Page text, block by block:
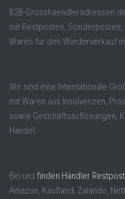
B2B-
mit Restposten,
Waren für den Wiederverkauf
Wir sind eine Internationale
mit Waren aus Insolvenzen,
sowie Geschäftsauflösungen,
Handel.
Bei uns finden Händler
Amazon, Kaufland, Zalando,